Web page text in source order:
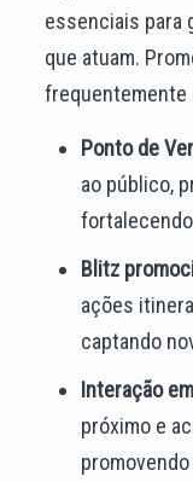
essenciais para
que atuam.
frequentemente
Ponto de
ao público,
fortalecendo
Blitz
ações
captando
Interação
próximo e